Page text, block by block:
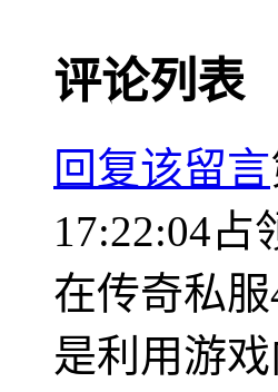
评论列表
回复该留言
17:22:04占
在传奇私
是利用游